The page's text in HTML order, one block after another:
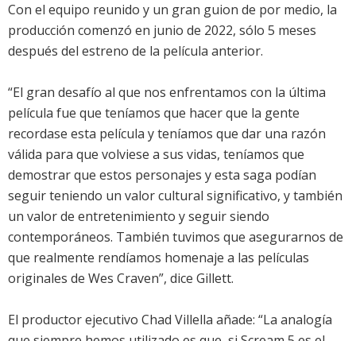
Con el equipo reunido y un gran guion de por medio, la
producción comenzó en junio de 2022, sólo 5 meses
después del estreno de la película anterior.
“El gran desafío al que nos enfrentamos con la última
película fue que teníamos que hacer que la gente
recordase esta película y teníamos que dar una razón
válida para que volviese a sus vidas, teníamos que
demostrar que estos personajes y esta saga podían
seguir teniendo un valor cultural significativo, y también
un valor de entretenimiento y seguir siendo
contemporáneos. También tuvimos que asegurarnos de
que realmente rendíamos homenaje a las películas
originales de Wes Craven”, dice Gillett.
El productor ejecutivo Chad Villella añade: “La analogía